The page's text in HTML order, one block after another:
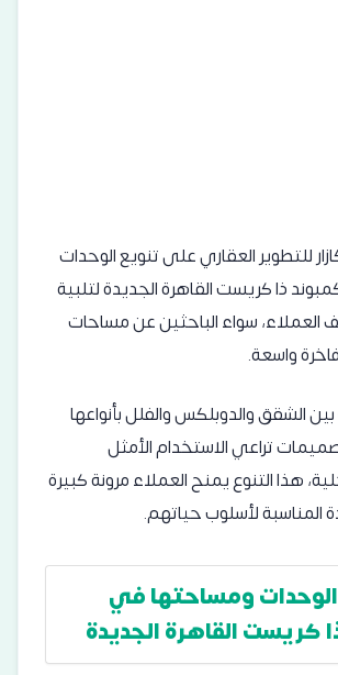
للتطوير العقاري على تنويع الوحدات
ذا كريست القاهرة الجديدة لتلبية
العملاء، سواء الباحثين عن مساحات
واسعة.
الشقق والدوبلكس والفلل بأنواعها
تراعي الاستخدام الأمثل
هذا التنوع يمنح العملاء مرونة كبيرة
المناسبة لأسلوب حياتهم.
ومساحتها في
كريست القاهرة الجديدة